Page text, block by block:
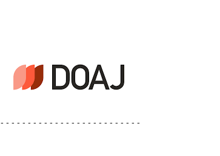
- - - - - - - - - - - - - - - - - - - - - - - - - -